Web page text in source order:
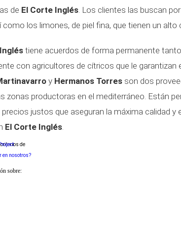
de El Corte Inglés. Los clientes las buscan
como los limones, de piel fina, que tienen un alto
tiene acuerdos de forma permanente
con agricultores de cítricos que le garantizan
y Hermanos Torres son dos
zonas productoras en el mediterráneo. Están
justos que aseguran la máxima calidad y
El Corte Inglés.
de
en nosotros?
sobre: